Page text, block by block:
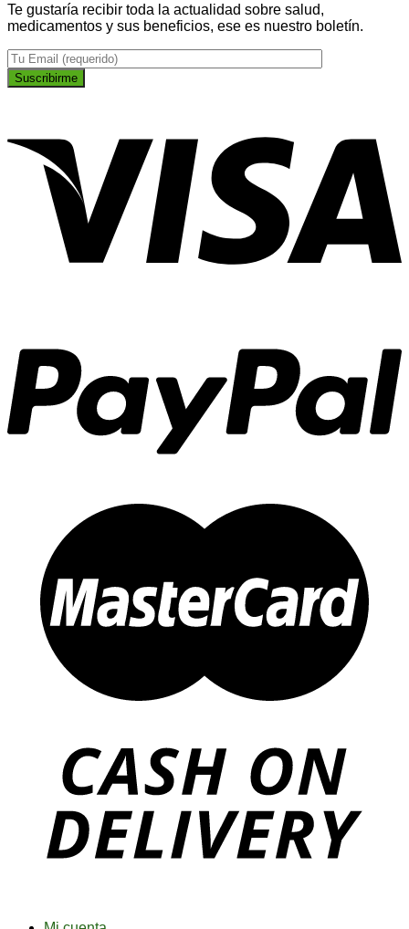
Te gustaría recibir toda la actualidad sobre salud,
medicamentos y sus beneficios, ese es nuestro boletín.